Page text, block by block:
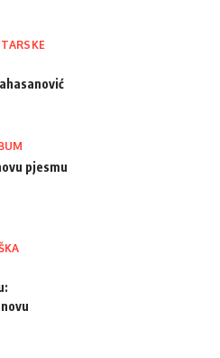
pjesmu